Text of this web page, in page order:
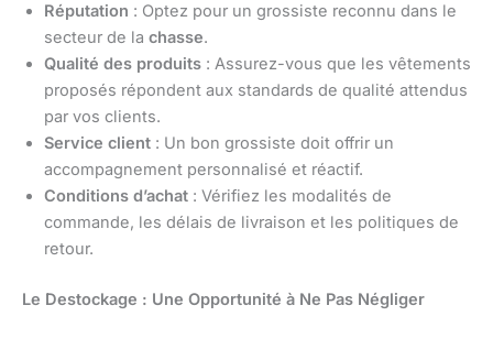
Réputation : Optez pour un grossiste reconnu dans le
secteur de la chasse.
Qualité des produits : Assurez-vous que les vêtements
proposés répondent aux standards de qualité attendus
par vos clients.
Service client : Un bon grossiste doit offrir un
accompagnement personnalisé et réactif.
Conditions d’achat : Vérifiez les modalités de
commande, les délais de livraison et les politiques de
retour.
Le Destockage : Une Opportunité à Ne Pas Négliger